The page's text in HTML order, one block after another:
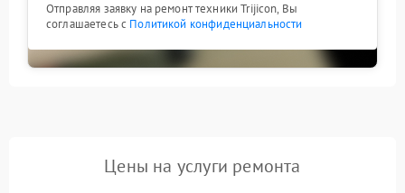
Отправляя заявку на ремонт техники Trijicon, Вы
соглашаетесь с Политикой конфиденциальности
Цены на услуги ремонта